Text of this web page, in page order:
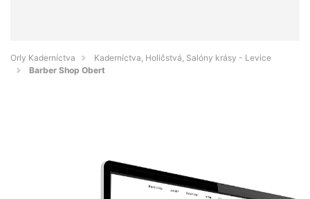
Orly Kaderníctva
Kaderníctva, Holičstvá, Salóny krásy - Levice
Barber Shop Obert